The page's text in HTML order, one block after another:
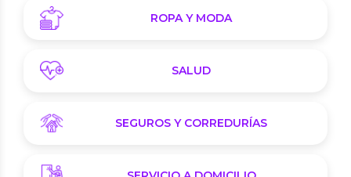
ROPA Y MODA
SALUD
SEGUROS Y CORREDURÍAS